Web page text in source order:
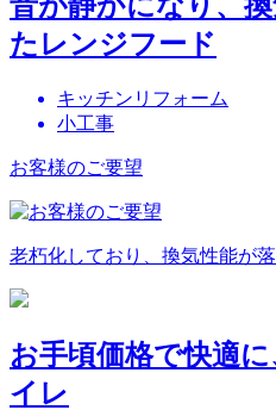
たレンジフード
キッチンリフォーム
小工事
お客様のご要望
老朽化しており、換気性能が
お手頃価格で快適
イレ